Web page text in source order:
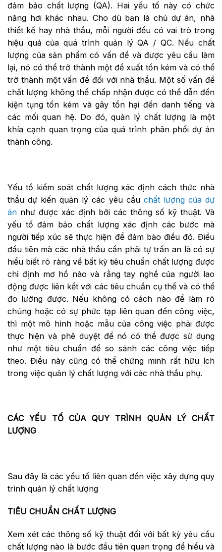
đảm bảo chất lượng (QA). Hai yếu tố này có chức
năng hơi khác nhau. Cho dù bạn là chủ dự án, nhà
thiết kế hay nhà thầu, mỗi người đều có vai trò trong
hiệu quả của quá trình quản lý QA / QC. Nếu chất
lượng của sản phẩm có vấn đề và được yêu cầu làm
lại, nó có thể trở thành một đề xuất tốn kém và có thể
trở thành một vấn đề đối với nhà thầu. Một số vấn đề
chất lượng không thể chấp nhận được có thể dẫn đến
kiện tụng tốn kém và gây tổn hại đến danh tiếng và
các mối quan hệ. Do đó, quản lý chất lượng là một
khía cạnh quan trọng của quá trình phân phối dự án
thành công.
Yếu tố kiểm soát chất lượng xác định cách thức nhà
thầu dự kiến ​​quản lý các yêu cầu chất lượng của dự
án như được xác định bởi các thông số kỹ thuật. Và
yếu tố đảm bảo chất lượng xác định các bước mà
người tiếp xúc sẽ thực hiện để đảm bảo điều đó. Điều
đầu tiên mà các nhà thầu cần phải tự trấn an là có sự
hiểu biết rõ ràng về bất kỳ tiêu chuẩn chất lượng được
chỉ định mơ hồ nào và rằng tay nghề của người lao
động được liên kết với các tiêu chuẩn cụ thể và có thể
đo lường được. Nếu không có cách nào để làm rõ
chúng hoặc có sự phức tạp liên quan đến công việc,
thì một mô hình hoặc mẫu của công việc phải được
thực hiện và phê duyệt để nó có thể được sử dụng
như một tiêu chuẩn để so sánh các công việc tiếp
theo. Điều này cũng có thể chứng minh rất hữu ích
trong việc quản lý chất lượng với các nhà thầu phụ.
CÁC YẾU TỐ CỦA QUY TRÌNH QUẢN LÝ CHẤT
LƯỢNG
Sau đây là các yếu tố liên quan đến việc xây dựng quy
trình quản lý chất lượng
TIÊU CHUẨN CHẤT LƯỢNG
Xem xét các thông số kỹ thuật đối với bất kỳ yêu cầu
chất lượng nào là bước đầu tiên quan trọng để hiểu và